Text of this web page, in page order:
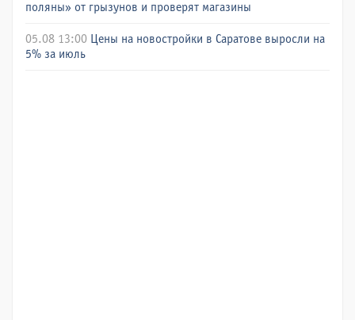
поляны» от грызунов и проверят магазины
05.08 13:00 Цены на новостройки в Саратове выросли на
5% за июль